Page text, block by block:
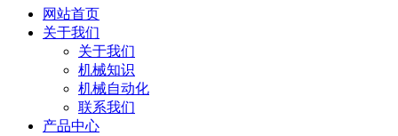
网站首页
关于我们
关于我们
机械知识
机械自动化
联系我们
产品中心